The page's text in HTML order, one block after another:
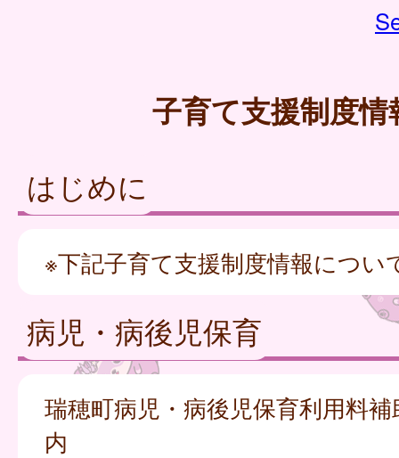
子育て支援制度情
はじめに
※下記子育て支援制度情報につい
病児・病後児保育
瑞穂町病児・病後児保育利用料
内